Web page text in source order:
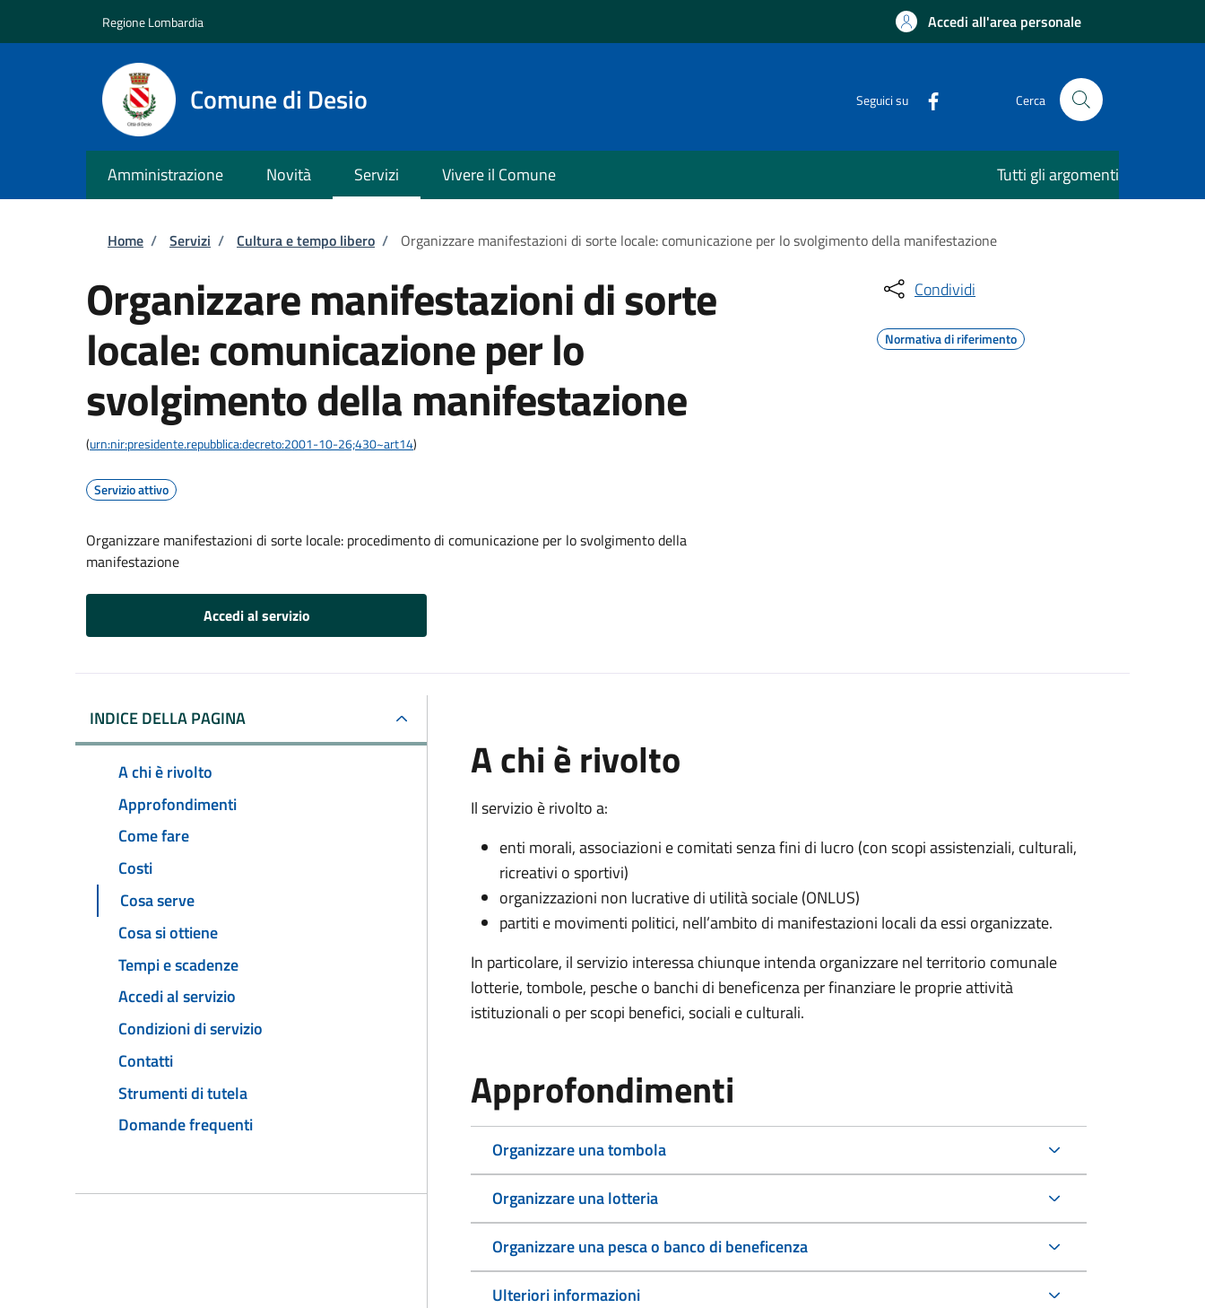
Regione Lombardia Accedi all'area personale
Comune di Desio Seguici su Cerca
Amministrazione Novità Servizi Vivere il Comune Tutti gli argomenti
Briciole di pane
Home / Servizi / Cultura e tempo libero / Organizzare manifestazioni di sorte locale: comunicazione per lo svolgimento della manifestazione
Organizzare manifestazioni di sorte
locale: comunicazione per lo
svolgimento della manifestazione
(urn:nir:presidente.repubblica:decreto:2001-10-26;430~art14)
Servizio attivo
Organizzare manifestazioni di sorte locale: procedimento di comunicazione per lo svolgimento della
manifestazione
Accedi al servizio
Condividi
Normativa di riferimento
INDICE DELLA PAGINA
A chi è rivolto
Approfondimenti
Come fare
Costi
Cosa serve
Cosa si ottiene
Tempi e scadenze
Accedi al servizio
Condizioni di servizio
Contatti
Strumenti di tutela
Domande frequenti
A chi è rivolto
Il servizio è rivolto a:
enti morali, associazioni e comitati senza fini di lucro (con scopi assistenziali, culturali,
ricreativi o sportivi)
organizzazioni non lucrative di utilità sociale (ONLUS)
partiti e movimenti politici, nell’ambito di manifestazioni locali da essi organizzate.
In particolare, il servizio interessa chiunque intenda organizzare nel territorio comunale
lotterie, tombole, pesche o banchi di beneficenza per finanziare le proprie attività
istituzionali o per scopi benefici, sociali e culturali.
Approfondimenti
Organizzare una tombola
Organizzare una lotteria
Organizzare una pesca o banco di beneficenza
Ulteriori informazioni